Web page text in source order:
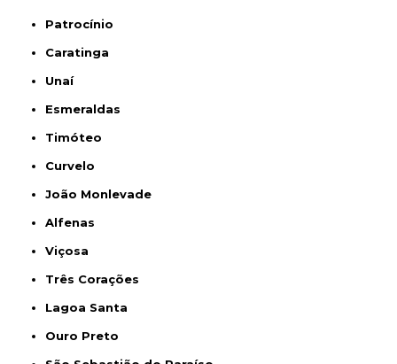
Patrocínio
Caratinga
Unaí
Esmeraldas
Timóteo
Curvelo
João Monlevade
Alfenas
Viçosa
Três Corações
Lagoa Santa
Ouro Preto